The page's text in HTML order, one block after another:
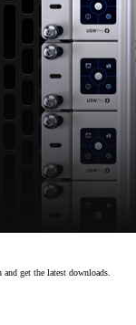
get the latest downloads.